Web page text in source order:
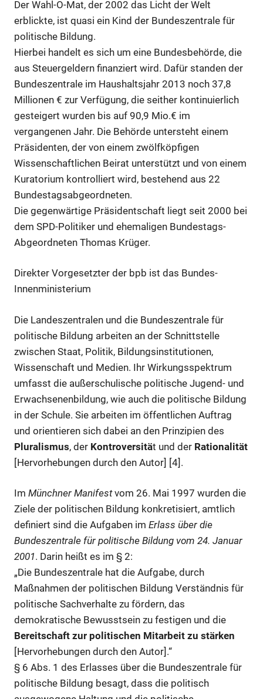
Der Wahl-O-Mat, der 2002 das Licht der Welt
erblickte, ist quasi ein Kind der Bundeszentrale für
politische Bildung.
Hierbei handelt es sich um eine Bundesbehörde, die
aus Steuergeldern finanziert wird. Dafür standen der
Bundeszentrale im Haushaltsjahr 2013 noch 37,8
Millionen € zur Verfügung, die seither kontinuierlich
gesteigert wurden bis auf 90,9 Mio.€ im
vergangenen Jahr. Die Behörde untersteht einem
Präsidenten, der von einem zwölfköpfigen
Wissenschaftlichen Beirat unterstützt und von einem
Kuratorium kontrolliert wird, bestehend aus 22
Bundestagsabgeordneten.
Die gegenwärtige Präsidentschaft liegt seit 2000 bei
dem SPD-Politiker und ehemaligen Bundestags-
Abgeordneten Thomas Krüger.
Direkter Vorgesetzter der bpb ist das Bundes-
Innenministerium
Die Landeszentralen und die Bundeszentrale für
politische Bildung arbeiten an der Schnittstelle
zwischen Staat, Politik, Bildungsinstitutionen,
Wissenschaft und Medien. Ihr Wirkungsspektrum
umfasst die außerschulische politische Jugend- und
Erwachsenenbildung, wie auch die politische Bildung
in der Schule. Sie arbeiten im öffentlichen Auftrag
und orientieren sich dabei an den Prinzipien des
Pluralismus, der Kontroversität und der Rationalität
[Hervorhebungen durch den Autor] [4].
Im Münchner Manifestvom 26. Mai 1997 wurden die
Ziele der politischen Bildung konkretisiert, amtlich
definiert sind die Aufgaben im Erlass über die
Bundeszentrale für politische Bildung vom 24. Januar
2001. Darin heißt es im § 2:
„Die Bundeszentrale hat die Aufgabe, durch
Maßnahmen der politischen Bildung Verständnis für
politische Sachverhalte zu fördern, das
demokratische Bewusstsein zu festigen und die
Bereitschaft zur politischen Mitarbeit zu stärken
[Hervorhebungen durch den Autor].“
§ 6 Abs. 1 des Erlasses über die Bundeszentrale für
politische Bildung besagt, dass die politisch